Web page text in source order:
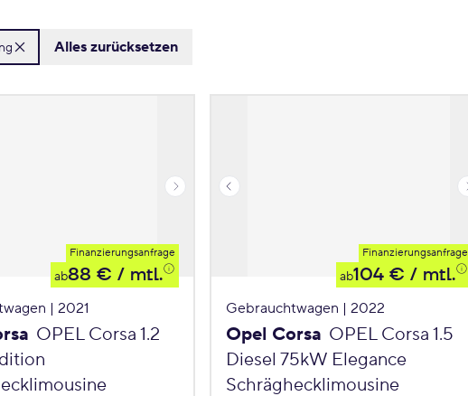
Alles zurücksetzen
Finanzierungsanfrage
ab88 € / mtl.
| 2021
OPEL Corsa 1.2
Finanzierungsanfrage
ab104 € / mtl.
Gebrauchtwagen | 2022
Opel Corsa OPEL Corsa 1.5
Diesel 75kW Elegance
Schräghecklimousine